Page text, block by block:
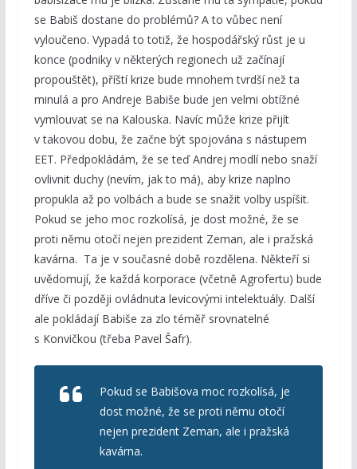
se Babiš dostane do problémů? A to vůbec není
vyloučeno. Vypadá to totiž, že hospodářský růst je u
konce (podniky v některých regionech už začínají
propouštět), příští krize bude mnohem tvrdší než ta
minulá a pro Andreje Babiše bude jen velmi obtížné
vymlouvat se na Kalouska. Navíc může krize přijít
v takovou dobu, že začne být spojována s nástupem
EET. Předpokládám, že se teď Andrej modlí nebo snaží
ovlivnit duchy (nevím, jak to má), aby krize naplno
propukla až po volbách a bude se snažit volby uspíšit.
Pokud se jeho moc rozkolísá, je dost možné, že se
proti němu otočí nejen prezident Zeman, ale i pražská
kavárna. Ta je v současné době rozdělena. Někteří si
uvědomují, že každá korporace (včetně Agrofertu) bude
dříve či později ovládnuta levicovými intelektuály. Další
ale pokládají Babiše za zlo téměř srovnatelné
s Konvičkou (třeba Pavel Šafr).
Pokud se Babišova moc rozkolísá, je
dost možné, že se proti němu otočí
nejen prezident Zeman, ale i pražská
kavárna.